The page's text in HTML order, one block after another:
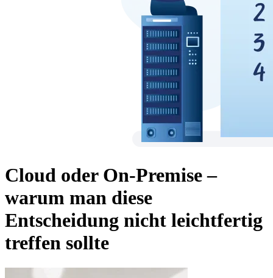
Cloud oder On-Premise –
warum man diese
Entscheidung nicht leichtfertig
treffen sollte